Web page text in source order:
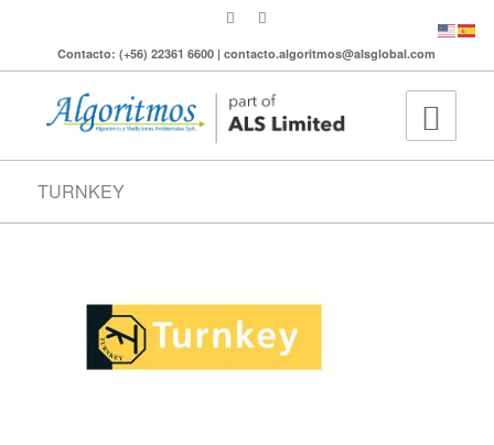
Contacto: (+56) 22361 6600 | contacto.algoritmos@alsglobal.com
TURNKEY